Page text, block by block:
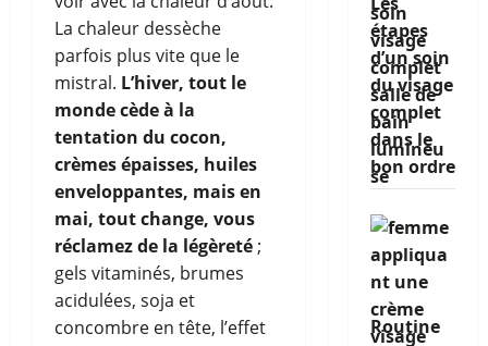
La chaleur dessèche
parfois plus vite que le
mistral. L’hiver, tout le
monde cède à la
tentation du cocon,
crèmes épaisses, huiles
enveloppantes, mais en
mai, tout change, vous
réclamez de la légèreté ;
gels vitaminés, brumes
acidulées, soja et
concombre en tête, l’effet
étapes
d’un soin
du visage
complet
dans le
bon ordre
Routine